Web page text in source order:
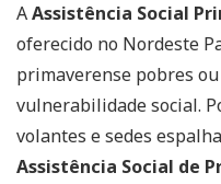
AAssistência Social
oferecido no Nordeste
primaverense pobres
vulnerabilidade social.
volantes e sedes
Assistência Social de